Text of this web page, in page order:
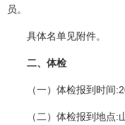
员。
具体名单见附件。
二、体检
（一）体检报到时间
（二）体检报到地点:山